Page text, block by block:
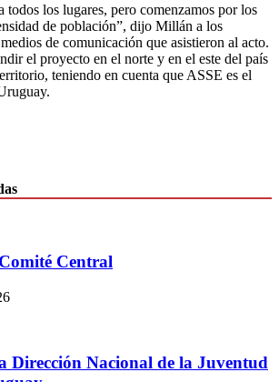
todos los lugares, pero comenzamos por los
de población”, dijo Millán a los
de comunicación que asistieron al acto.
el proyecto en el norte y en el este del país
teniendo en cuenta que ASSE es el
Central
Dirección Nacional de la Juventud